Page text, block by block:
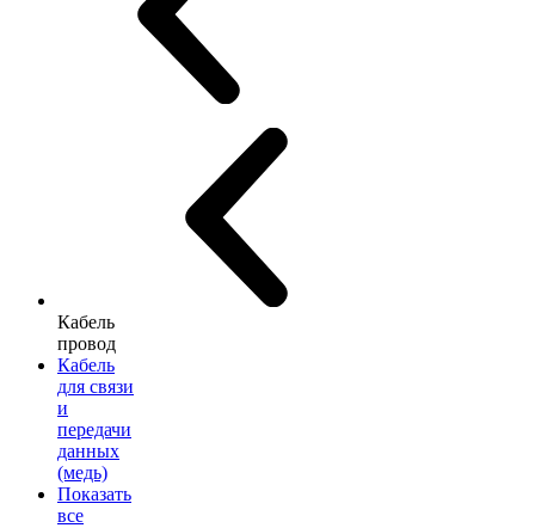
Кабель
провод
Кабель
для связи
и
передачи
данных
(медь)
Показать
все